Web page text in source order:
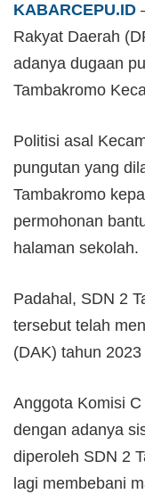
KABARCEPU.ID
Rakyat Daerah
adanya dugaan
Tambakromo
Politisi asal
pungutan yang
Tambakromo
permohonan
halaman sekolah.
Padahal, SDN 2
tersebut telah
(DAK) tahun
Anggota Komisi
dengan adanya
diperoleh SDN 2
lagi membebani